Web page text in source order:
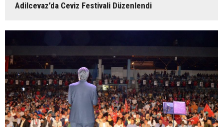
Adilcevaz’da Ceviz Festivali Düzenlendi